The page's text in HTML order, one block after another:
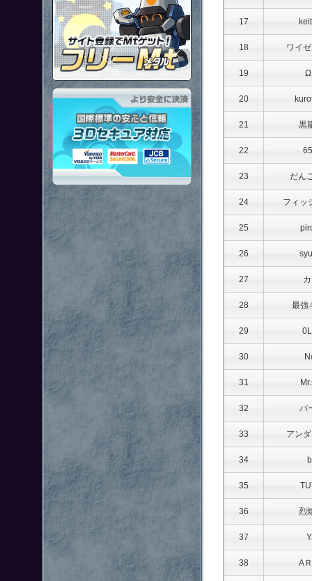
17
18 ワイ
19 Ω
20
21 黒
22
23 だん
24 フィッ
25
26
27
28 最強
29
30
31
32 パ
33 アン
34
35
36 烈
37
38 A
「鋼鉄戦記Ｃ２１」はより安